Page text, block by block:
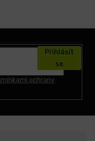
ochrany
Přihlásit
se